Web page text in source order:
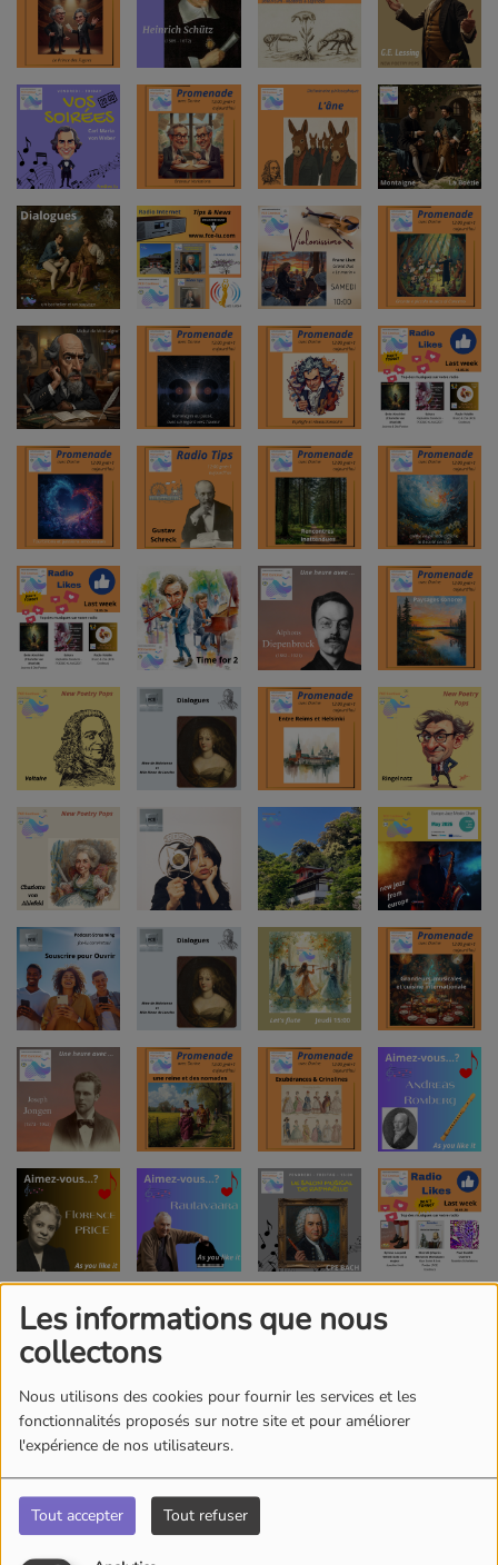
Les informations que nous
collectons
Nous utilisons des cookies pour fournir les services et les
fonctionnalités proposés sur notre site et pour améliorer
l'expérience de nos utilisateurs.
Tout accepter Tout refuser